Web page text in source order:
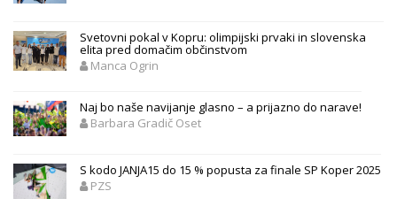
Svetovni pokal v Kopru: olimpijski prvaki in slovenska
elita pred domačim občinstvom
Manca Ogrin
Naj bo naše navijanje glasno – a prijazno do narave!
Barbara Gradič Oset
S kodo JANJA15 do 15 % popusta za finale SP Koper 2025
PZS